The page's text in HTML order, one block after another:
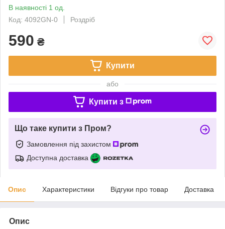
В наявності 1 од.
Код: 4092GN-0
Роздріб
590 ₴
Купити
або
Купити з
Що таке купити з Пром?
Замовлення під захистом
Доступна доставка
Опис Характеристики Відгуки про товар Доставка
Опис